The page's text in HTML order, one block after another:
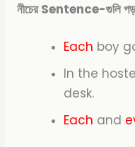
নীচের Sentence-গুলি
Each boy
In the
desk.
Each and